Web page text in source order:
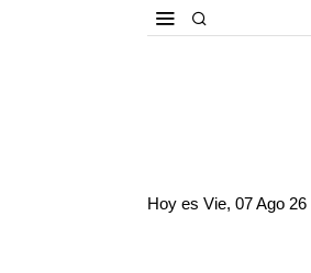
Hoy esVie, 07 Ago 26